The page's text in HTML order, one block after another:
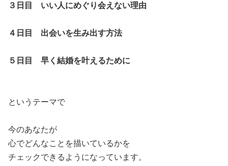
３日目 いい人にめぐり会えない理由
４日目 出会いを生み出す方法
５日目 早く結婚を叶えるために
というテーマで
今のあなたが
心でどんなことを描いているかを
チェックできるようになっています。